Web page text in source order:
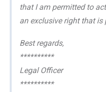
that I am permitted to
an exclusive right that is
Best regards,
**********
Legal Officer
**********